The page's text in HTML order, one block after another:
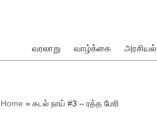
வரலாறு வாழ்க்கை அரசியல்
Home » கடல் நாய் #3 – ரத்த மேரி